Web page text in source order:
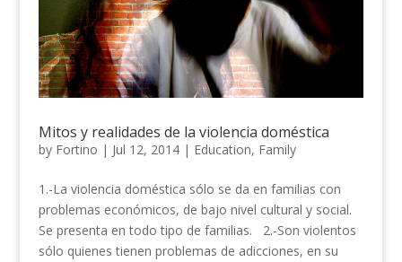
Mitos y realidades de la violencia doméstica
by Fortino | Jul 12, 2014| Education, Family
1.-La violencia doméstica sólo se da en familias con
problemas económicos, de bajo nivel cultural y social.
Se presenta en todo tipo de familias. 2.-Son violentos
sólo quienes tienen problemas de adicciones, en su